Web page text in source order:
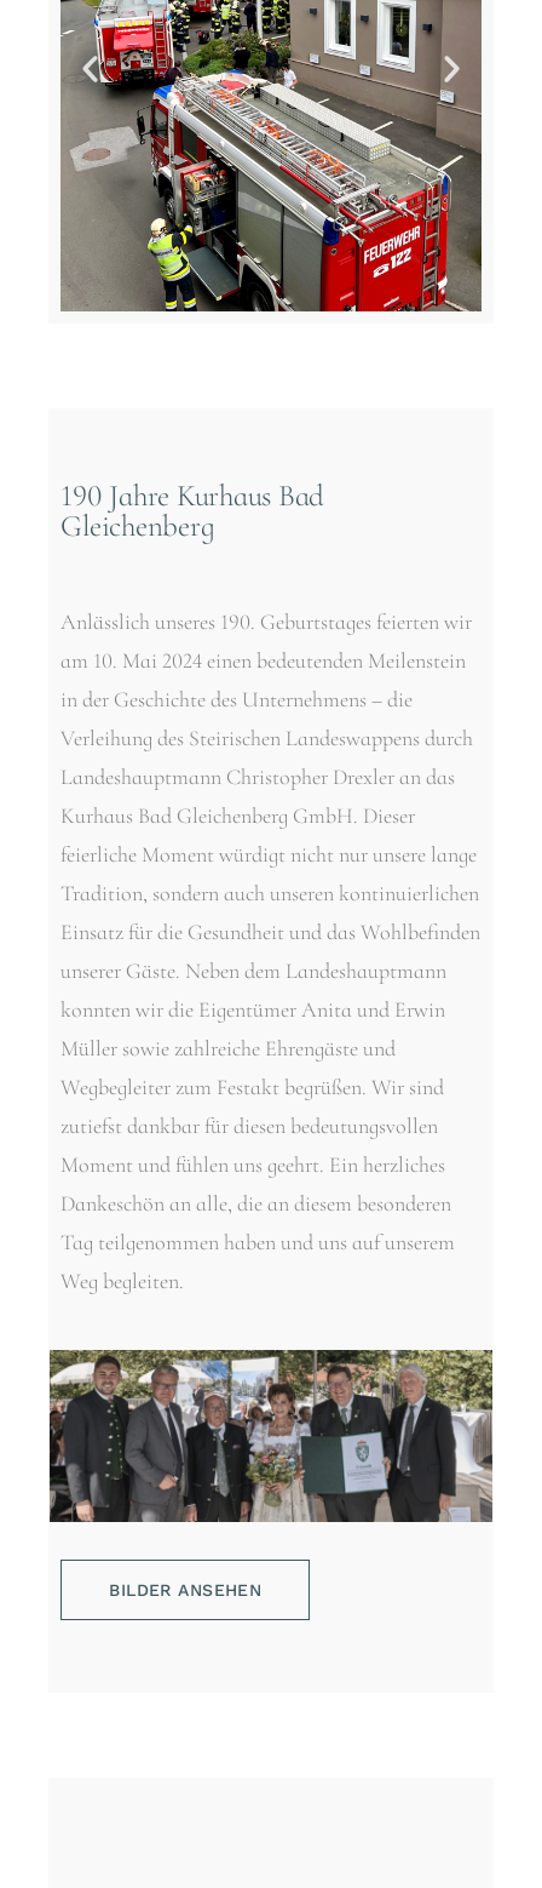
190 Jahre Kurhaus Bad
Gleichenberg
Anlässlich unseres 190. Geburtstages feierten wir
am 10. Mai 2024 einen bedeutenden Meilenstein
in der Geschichte des Unternehmens – die
Verleihung des Steirischen Landeswappens durch
Landeshauptmann Christopher Drexler an das
Kurhaus Bad Gleichenberg GmbH. Dieser
feierliche Moment würdigt nicht nur unsere lange
Tradition, sondern auch unseren kontinuierlichen
Einsatz für die Gesundheit und das Wohlbefinden
unserer Gäste. Neben dem Landeshauptmann
konnten wir die Eigentümer Anita und Erwin
Müller sowie zahlreiche Ehrengäste und
Wegbegleiter zum Festakt begrüßen. Wir sind
zutiefst dankbar für diesen bedeutungsvollen
Moment und fühlen uns geehrt. Ein herzliches
Dankeschön an alle, die an diesem besonderen
Tag teilgenommen haben und uns auf unserem
Weg begleiten.
BILDER ANSEHEN